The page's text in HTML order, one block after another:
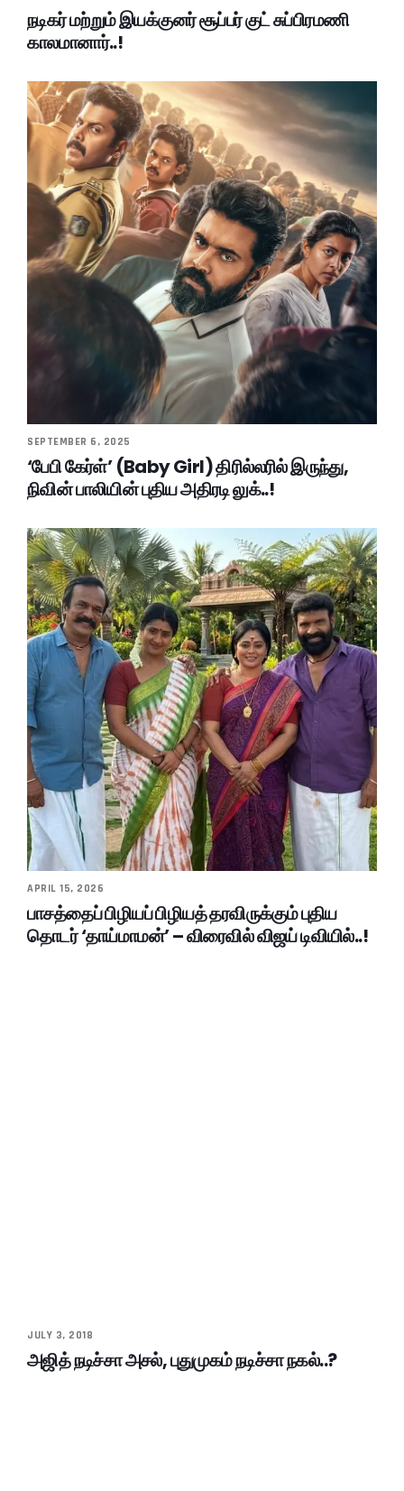
நடிகர் மற்றும் இயக்குனர் சூப்பர் குட் சுப்பிரமணி
காலமானார்..!
SEPTEMBER 6, 2025
‘பேபி கேர்ள்’ (Baby Girl) திரில்லரில் இருந்து,
நிவின் பாலியின் புதிய அதிரடி லுக்..!
APRIL 15, 2026
பாசத்தைப் பிழியப் பிழியத் தரவிருக்கும் புதிய
தொடர் ‘தாய்மாமன்’ – விரைவில் விஜய் டிவியில்..!
JULY 3, 2018
அஜித் நடிச்சா அசல், புதுமுகம் நடிச்சா நகல்..?